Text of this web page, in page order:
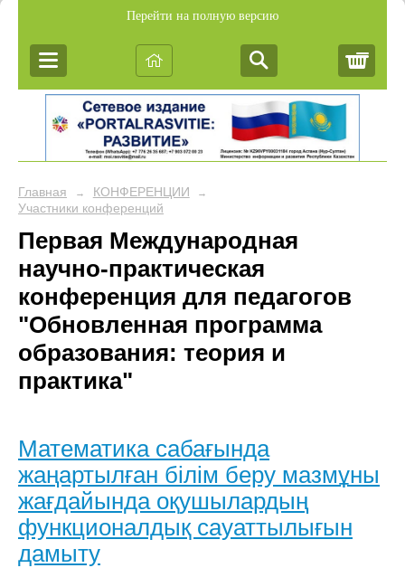
Перейти на полную версию
Главная → КОНФЕРЕНЦИИ →
Участники конференций
Первая Международная
научно-практическая
конференция для педагогов
"Обновленная программа
образования: теория и
практика"
Математика сабағында
жаңартылған білім беру мазмұны
жағдайында оқушылардың
функционалдық сауаттылығын
дамыту